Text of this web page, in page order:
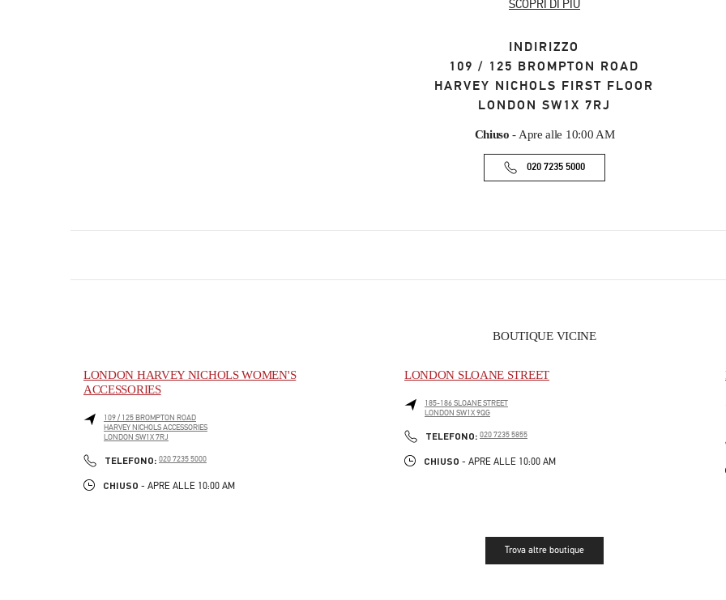
SCOPRI DI PIÙ
INDIRIZZO
109 / 125 BROMPTON ROAD
HARVEY NICHOLS FIRST FLOOR
LONDON SW1X 7RJ
Chiuso - Apre alle 10:00 AM
020 7235 5000
BOUTIQUE VICINE
LONDON HARVEY NICHOLS WOMEN'S
ACCESSORIES
109 / 125 BROMPTON ROAD
HARVEY NICHOLS ACCESSORIES
LONDON SW1X 7RJ
TELEFONO: PHONE
020 7235 5000
CHIUSO - APRE ALLE 10:00 AM
LONDON SLOANE STREET
185-186 SLOANE STREET
LONDON SW1X 9QG
TELEFONO: PHONE
020 7235 5855
CHIUSO - APRE ALLE 10:00 AM
Trova altre boutique